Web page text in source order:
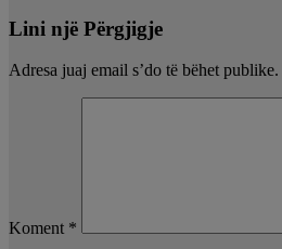
Lini një Përgjigje
Adresa juaj email s’do të bëhet publike.
Koment *